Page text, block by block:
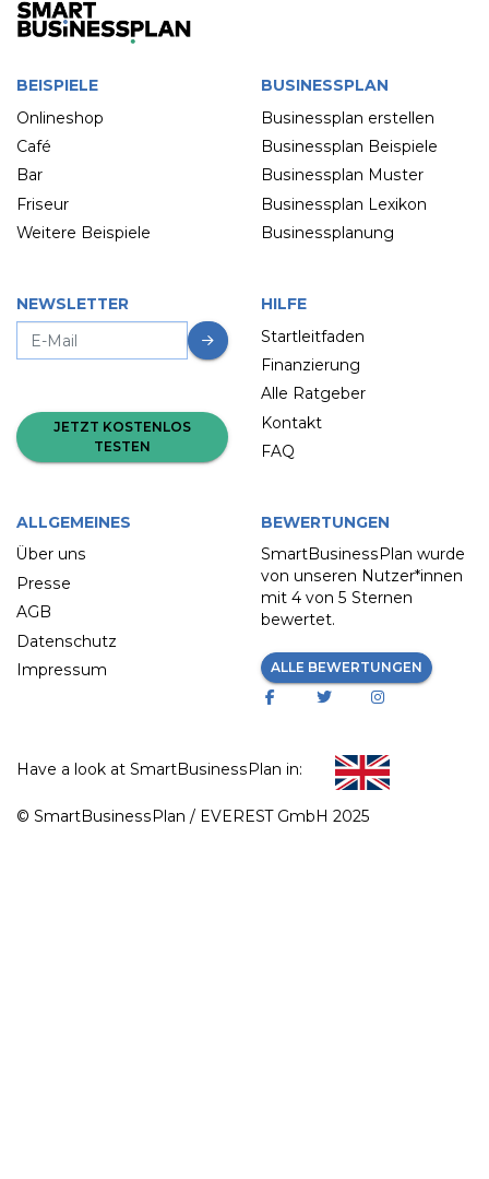
BEISPIELE
Onlineshop
Café
Bar
Friseur
Weitere Beispiele
BUSINESSPLAN
Businessplan erstellen
Businessplan Beispiele
Businessplan Muster
Businessplan Lexikon
Businessplanung
NEWSLETTER
JETZT KOSTENLOS
TESTEN
HILFE
Startleitfaden
Finanzierung
Alle Ratgeber
Kontakt
FAQ
ALLGEMEINES
Über uns
Presse
AGB
Datenschutz
Impressum
BEWERTUNGEN
SmartBusinessPlan wurde
von unseren Nutzer*innen
mit 4 von 5 Sternen
bewertet.
ALLE BEWERTUNGEN
© SmartBusinessPlan / EVEREST GmbH 2025
Have a look at SmartBusinessPlan in: